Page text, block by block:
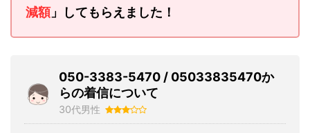
減額」してもらえました！
050-3383-5470 / 05033835470か
らの着信について
30代男性